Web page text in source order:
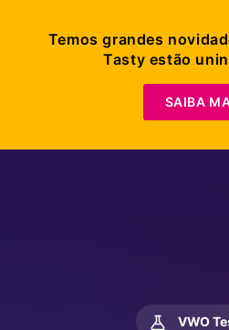
Experimentation
VWO
Temos grandes
Tasty estão
SAIBA